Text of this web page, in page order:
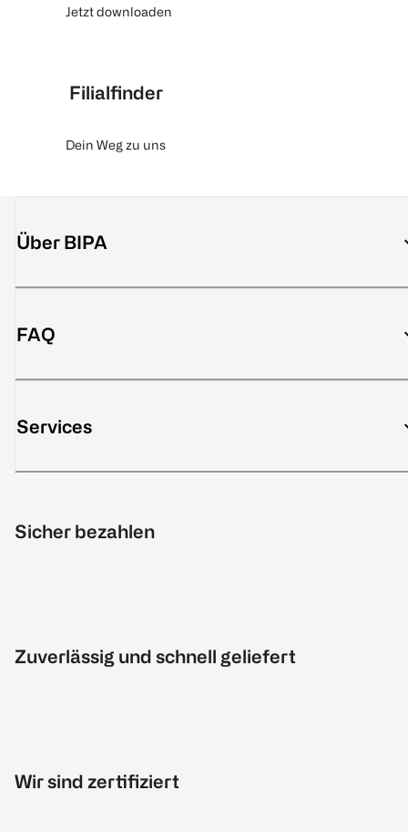
Jetzt downloaden
Filialfinder
Dein Weg zu uns
Über BIPA
FAQ
Services
Sicher bezahlen
Zuverlässig und schnell geliefert
Wir sind zertifiziert